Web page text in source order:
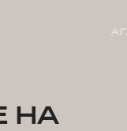
НА